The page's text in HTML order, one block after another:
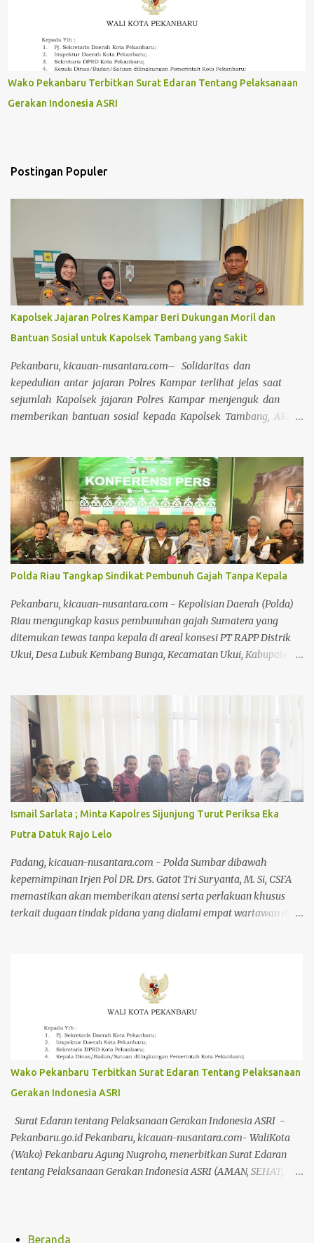
Wako Pekanbaru Terbitkan Surat Edaran Tentang Pelaksanaan
Gerakan Indonesia ASRI
Postingan Populer
Kapolsek Jajaran Polres Kampar Beri Dukungan Moril dan
Bantuan Sosial untuk Kapolsek Tambang yang Sakit
Pekanbaru, kicauan-nusantara.com– Solidaritas dan
kepedulian antar jajaran Polres Kampar terlihat jelas saat
sejumlah Kapolsek jajaran Polres Kampar menjenguk dan
memberikan bantuan sosial kepada Kapolsek Tambang, AKP
AKBP Mihardi menyampaikan bahwa Perwakilan Kapolsek
Jajaran Polres Kampar yang terdiri dari Iptu Irwan Fikri
(Kapolsek Kampar Kiri Hilir), Iptu Rekmusnita, S.H M.H
(Kapolsek Kampar), Iptu Rian Onel S.H M.H (Kapolsek
Bangkinang Barat), dan Iptu Fitri Yenni. S.Psi (Kapolsek
Bangkinang Kota), mengunjungi AKP Asril Syaputra di rumah
sakit. Kedatangan rombongan Kapolsek Jajaran disambut
langsung oleh pihak keluarga AKP Asril Syaputra. Dalam
kesempatan tersebut, Kapolsek Jajaran Polres Kampar
memberikan motivasi kepada AKP Asril Syaputra agar tetap
s...
Polda Riau Tangkap Sindikat Pembunuh Gajah Tanpa Kepala
Pekanbaru, kicauan-nusantara.com - Kepolisian Daerah (Polda)
Riau mengungkap kasus pembunuhan gajah Sumatera yang
ditemukan tewas tanpa kepala di areal konsesi PT RAPP Distrik
Ukui, Desa Lubuk Kembang Bunga, Kecamatan Ukui, Kabupaten
mengatakan Kapolri Jenderal Listyo Sigit Prabowo berkomitmen
penuh memberikan perlindungan terhadap lingkungan dan
ekosistem di dalamnya, termasuk satwa liar. "Perkara yang
sedang ditangani oleh Polda Riau adalah salah satu wujud dan
bukti konkret komitmen tersebut.," ujar Kadiv Humas Polri Irjen
Johnny Edizon Isir dalam konferensi pers di Mapolda Riau,
Pekanbaru, Selasa (3/3/2026). Konferensi pers dihadiri oleh
Menteri Kehutanan Raja Juli Antoni, Kadiv Humas Polri Irjen
Johnny Eddizon Isir, Plt Gubernur Riau SF Haryanto, Kapolda Riau
Irjen Herry Heryawan, Penyidik Tindak Pidana Utama Tk I
Bareskrim Polri Irjen M Zulkarnain, Pangda...
Ismail Sarlata ; Minta Kapolres Sijunjung Turut Periksa Eka
Putra Datuk Rajo Lelo
Padang, kicauan-nusantara.com - Polda Sumbar dibawah
kepemimpinan Irjen Pol DR. Drs. Gatot Tri Suryanta, M. Si, CSFA
memastikan akan memberikan atensi serta perlakuan khusus
terkait dugaan tindak pidana yang dialami empat wartawan dari
perlawanan yang dilakukan Pers Riau dan Sumatera Barat atas
nama Pers Indonesia terus berlanjut. Setelah memperoleh
keterangan langsung dari ke 4 wartawan Riau yang mendapatkan
perlakuan dugaan tindak pidana di Tanjung Lolo Kabupaten
Sijunjung, para jurnalis, korban dan kuasa hukumnya mendatangi
Mapolda Sumbar. Pertemuan dengan Polda Sumbar difasilitasi
Joni Sikumbang, SH salah seorang tokoh Pers Sumbar yang peduli
akan nasib yang menimpa wartawan Riau. Pada pertemuan Rabu
(19/3) itu dihadiri Kombes T. Fani selaku Dirreskrimum, AKBP
Abdul Azis, Wadir krimum dan AKBP...
Wako Pekanbaru Terbitkan Surat Edaran Tentang Pelaksanaan
Gerakan Indonesia ASRI
Surat Edaran tentang Pelaksanaan Gerakan Indonesia ASRI -
Pekanbaru.go.id Pekanbaru, kicauan-nusantara.com- WaliKota
(Wako) Pekanbaru Agung Nugroho, menerbitkan Surat Edaran
tentang Pelaksanaan Gerakan Indonesia ASRI (AMAN, SEHAT,
Februari 2026 lalu. Agung menyatakan bahwa Pemerintah Kota
Beranda